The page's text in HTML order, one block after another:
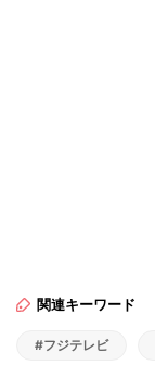
関連キーワード
#フジテレビ